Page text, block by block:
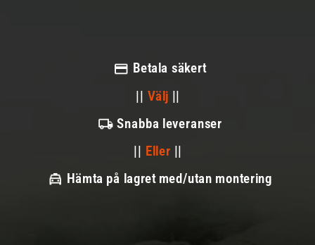
Betala säkert
|| Välj ||
Snabba leveranser
|| Eller ||
Hämta på lagret med/utan montering